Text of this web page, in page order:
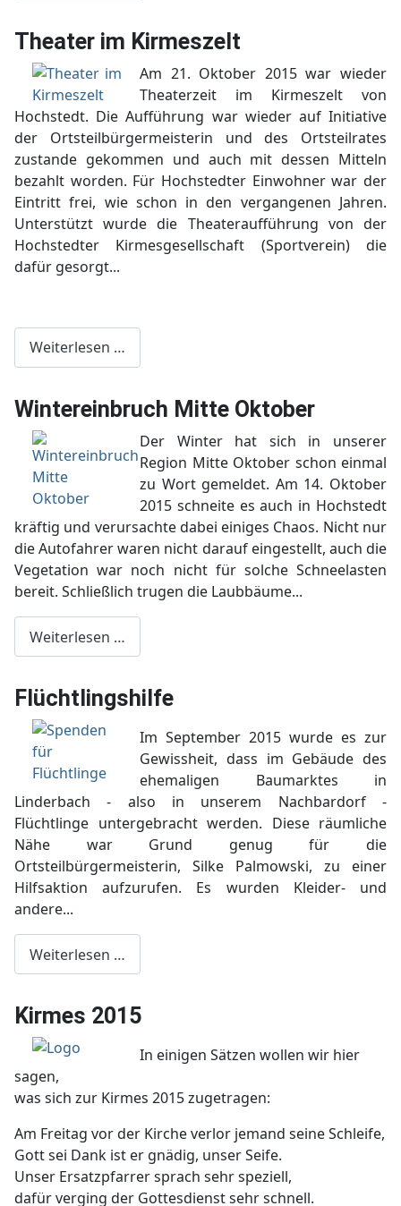
Theater im Kirmeszelt
Am 21. Oktober 2015 war wieder
Theaterzeit im Kirmeszelt von
Hochstedt. Die Aufführung war wieder auf Initiative
der Ortsteilbürgermeisterin und des Ortsteilrates
zustande gekommen und auch mit dessen Mitteln
bezahlt worden. Für Hochstedter Einwohner war der
Eintritt frei, wie schon in den vergangenen Jahren.
Unterstützt wurde die Theateraufführung von der
Hochstedter Kirmesgesellschaft (Sportverein) die
dafür gesorgt...
Weiterlesen …
Wintereinbruch Mitte Oktober
Der Winter hat sich in unserer
Region Mitte Oktober schon einmal
zu Wort gemeldet. Am 14. Oktober
2015 schneite es auch in Hochstedt
kräftig und verursachte dabei einiges Chaos. Nicht nur
die Autofahrer waren nicht darauf eingestellt, auch die
Vegetation war noch nicht für solche Schneelasten
bereit. Schließlich trugen die Laubbäume...
Weiterlesen …
Flüchtlingshilfe
Im September 2015 wurde es zur
Gewissheit, dass im Gebäude des
ehemaligen Baumarktes in
Linderbach - also in unserem Nachbardorf -
Flüchtlinge untergebracht werden. Diese räumliche
Nähe war Grund genug für die
Ortsteilbürgermeisterin, Silke Palmowski, zu einer
Hilfsaktion aufzurufen. Es wurden Kleider- und
andere...
Weiterlesen …
Kirmes 2015
In einigen Sätzen wollen wir hier
sagen,
was sich zur Kirmes 2015 zugetragen:
Am Freitag vor der Kirche verlor jemand seine Schleife,
Gott sei Dank ist er gnädig, unser Seife.
Unser Ersatzpfarrer sprach sehr speziell,
dafür verging der Gottesdienst sehr schnell.